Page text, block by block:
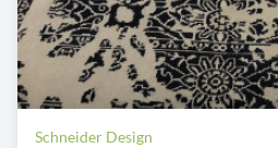
Schneider Design